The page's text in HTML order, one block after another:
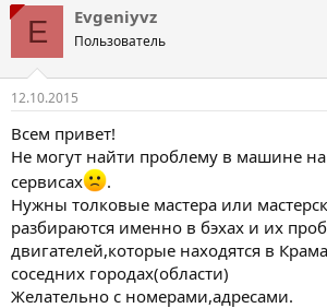
т
о
т
е
м
и
т
с
о
н
я
E Evgeniyvz
Пользователь
12.10.2015
Всем привет!
Не могут найти проблему в машине
сервисах
.
Нужны толковые мастера или
разбираются именно в бэхах и их
двигателей,которые находятся в
соседних городах(области)
Желательно с номерами,адресами.